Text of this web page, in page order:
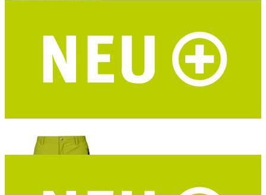
DAV Hochthron Damen Funktionsshirt
Merino-Tencel® – marine – DAV Design